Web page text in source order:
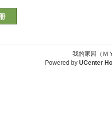
我的家园（
Powered by UCenter